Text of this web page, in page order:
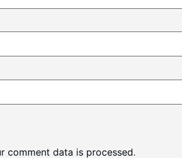
comment data is processed.